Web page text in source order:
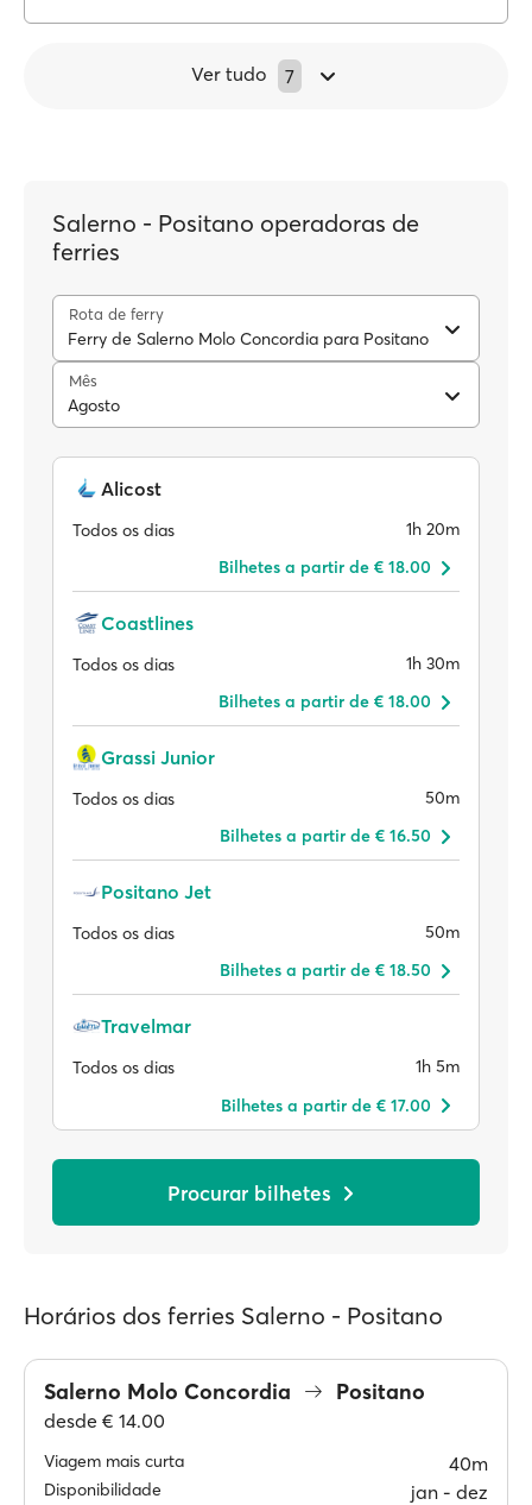
Ver tudo 7
Salerno - Positano operadoras de
ferries
Rota de ferry
Ferry de Salerno Molo Concordia para Positano
Mês
Agosto
Alicost
Todos os dias
1h 20m
Bilhetes a partir de € 18.00
Coastlines
Todos os dias
1h 30m
Bilhetes a partir de € 18.00
Grassi Junior
Todos os dias
50m
Bilhetes a partir de € 16.50
Positano Jet
Todos os dias
50m
Bilhetes a partir de € 18.50
Travelmar
Todos os dias
1h 5m
Bilhetes a partir de € 17.00
Procurar bilhetes
Horários dos ferries Salerno - Positano
Salerno Molo Concordia Positano
desde € 14.00
Viagem mais curta 40m
Disponibilidade jan ‐ dez